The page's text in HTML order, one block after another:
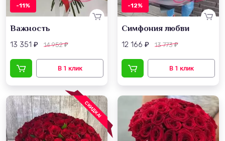
-11%
Важность
13 351 ₽ 14 952₽
-12%
Симфония любви
12 166 ₽ 13 773₽
СКИДКА!